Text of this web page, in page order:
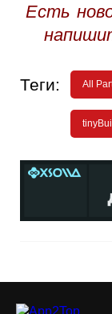
Есть
Теги: All